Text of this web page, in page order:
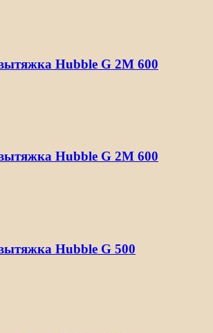
Hubble G 2M 600
Hubble G 2M 600
Hubble G 500